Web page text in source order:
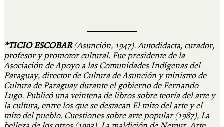
*TICIO ESCOBAR(Asunción, 1947). Autodidacta, curador,
profesor y promotor cultural. Fue presidente de la
Asociación de Apoyo a las Comunidades Indígenas del
Paraguay, director de Cultura de Asunción y ministro de
Cultura de Paraguay durante el gobierno de Fernando
Lugo. Publicó una veintena de libros sobre teoría del arte y
la cultura, entre los que se destacan El mito del arte y el
mito del pueblo. Cuestiones sobre arte popular (1987), La